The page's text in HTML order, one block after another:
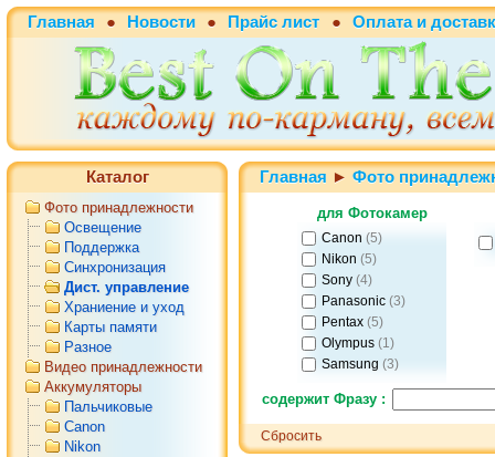
Главная ● Новости ● Прайс лист ● Оплата и
Каталог
Фото принадлежности
Освещение
Поддержка
Синхронизация
Дист. управление
Храниение и уход
Карты памяти
Разное
Видео принадлежности
Аккумуляторы
Пальчиковые
Canon
Nikon
Главная ► Фото
для Фотокамер
Canon (5)
Nikon (5)
Sony (4)
Panasonic (3)
Pentax (5)
Olympus (1)
Samsung (3)
Fuji(3)
Kodak(3)
содержит Фразу :
Сбросить